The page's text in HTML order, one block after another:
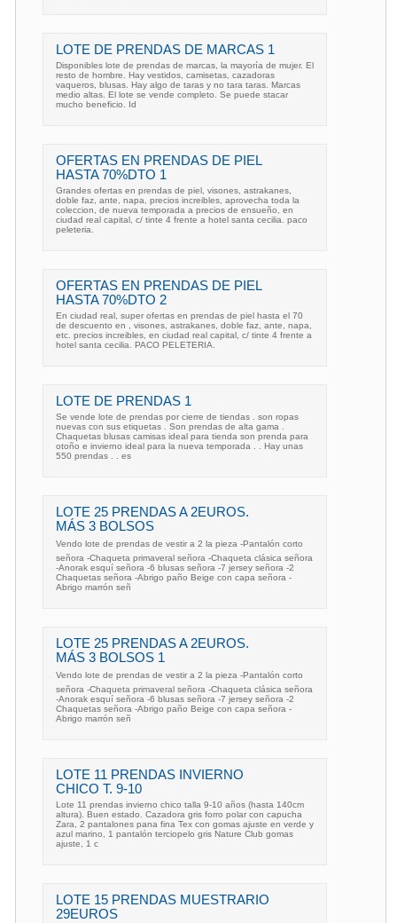
LOTE DE PRENDAS DE MARCAS 1
Disponibles lote de prendas de marcas, la mayoría de mujer. El
resto de hombre. Hay vestidos, camisetas, cazadoras
vaqueros, blusas. Hay algo de taras y no tara taras. Marcas
medio altas. El lote se vende completo. Se puede stacar
mucho beneficio. Id
OFERTAS EN PRENDAS DE PIEL
HASTA 70%DTO 1
Grandes ofertas en prendas de piel, visones, astrakanes,
doble faz, ante, napa, precios increibles, aprovecha toda la
coleccion, de nueva temporada a precios de ensueño, en
ciudad real capital, c/ tinte 4 frente a hotel santa cecilia. paco
peleteria.
OFERTAS EN PRENDAS DE PIEL
HASTA 70%DTO 2
En ciudad real, super ofertas en prendas de piel hasta el 70
de descuento en , visones, astrakanes, doble faz, ante, napa,
etc. precios increibles, en ciudad real capital, c/ tinte 4 frente a
hotel santa cecilia. PACO PELETERIA.
LOTE DE PRENDAS 1
Se vende lote de prendas por cierre de tiendas . son ropas
nuevas con sus etiquetas . Son prendas de alta gama .
Chaquetas blusas camisas ideal para tienda son prenda para
otoño e invierno ideal para la nueva temporada . . Hay unas
550 prendas . . es
LOTE 25 PRENDAS A 2EUROS.
MÁS 3 BOLSOS
Vendo lote de prendas de vestir a 2 la pieza -Pantalón corto
señora -Chaqueta primaveral señora -Chaqueta clásica señora
-Anorak esquí señora -6 blusas señora -7 jersey señora -2
Chaquetas señora -Abrigo paño Beige con capa señora -
Abrigo marrón señ
LOTE 25 PRENDAS A 2EUROS.
MÁS 3 BOLSOS 1
Vendo lote de prendas de vestir a 2 la pieza -Pantalón corto
señora -Chaqueta primaveral señora -Chaqueta clásica señora
-Anorak esquí señora -6 blusas señora -7 jersey señora -2
Chaquetas señora -Abrigo paño Beige con capa señora -
Abrigo marrón señ
LOTE 11 PRENDAS INVIERNO
CHICO T. 9-10
Lote 11 prendas invierno chico talla 9-10 años (hasta 140cm
altura). Buen estado. Cazadora gris forro polar con capucha
Zara, 2 pantalones pana fina Tex con gomas ajuste en verde y
azul marino, 1 pantalón terciopelo gris Nature Club gomas
ajuste, 1 c
LOTE 15 PRENDAS MUESTRARIO
29EUROS